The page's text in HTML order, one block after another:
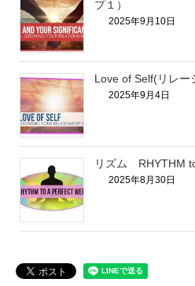
プ１）
2025年9月10日
Love of Self(リレー
2025年9月4日
リズム RHYTHM
2025年8月30日